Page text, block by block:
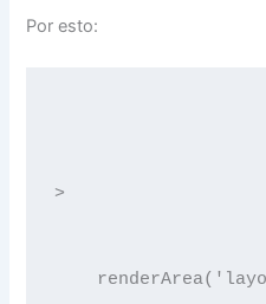
Por esto:
>